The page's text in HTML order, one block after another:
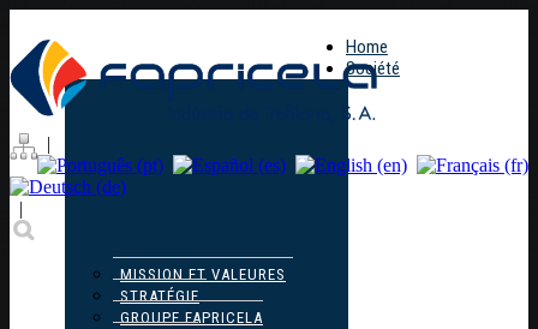
|
|
Home
Société
MISSION ET VALEURES
STRATÉGIE
GROUPE FAPRICELA